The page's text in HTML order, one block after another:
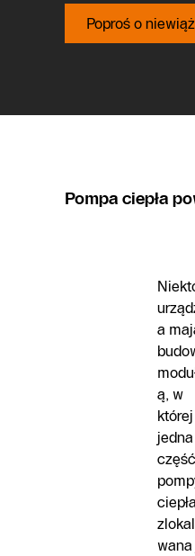
Poproś o
Pompa ciepła
a
ą, w
której
jedna
część
ciepła